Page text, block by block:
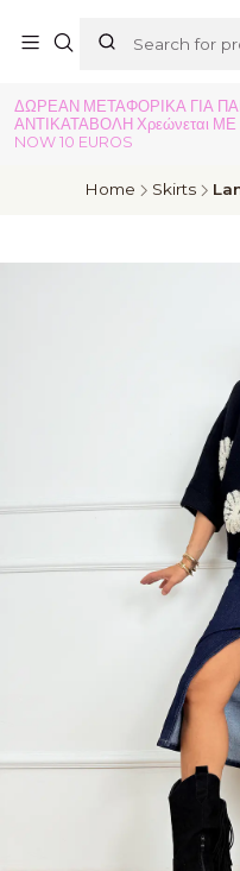
ΔΩΡΕΑΝ ΜΕΤΑΦΟΡΙΚΑ ΓΙΑ
ΑΝΤΙΚΑΤΑΒΟΛΗ Χρεώνεται
NOW 10 EUROS
Home Skirts